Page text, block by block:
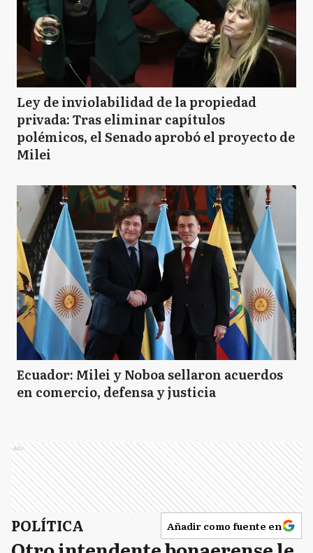
Ley de inviolabilidad de la propiedad
privada: Tras eliminar capítulos
polémicos, el Senado aprobó el proyecto de
Milei
Ecuador: Milei y Noboa sellaron acuerdos
en comercio, defensa y justicia
Ads
POLÍTICA Añadir como fuente en